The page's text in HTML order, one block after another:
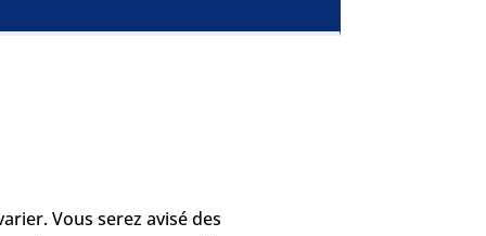
Vous serez avisé des